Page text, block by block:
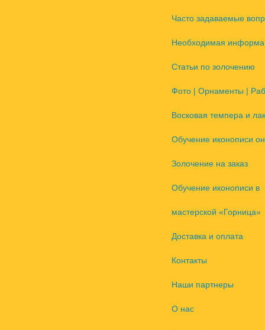
Часто задаваемые
Необходимая
Статьи по золочению
Фото | Орнаменты |
Восковая темпера и лак
Обучение иконописи
Золочение на заказ
Обучение иконописи в
мастерской «Горница»
Доставка и оплата
Контакты
Наши партнеры
О нас